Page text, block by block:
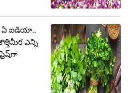
ఐడియా..
ఎన్ని